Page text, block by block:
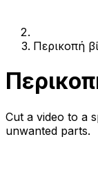
Περικοπή
Cut a video to a
unwanted parts.